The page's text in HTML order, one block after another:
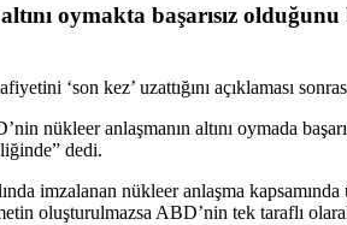
oymakta başarısız
‘son kez’ uzattığını açıklaması
nükleer anlaşmanın altını oymada
dedi.
nükleer anlaşma kapsamında
oluşturulmazsa ABD’nin tek taraflı